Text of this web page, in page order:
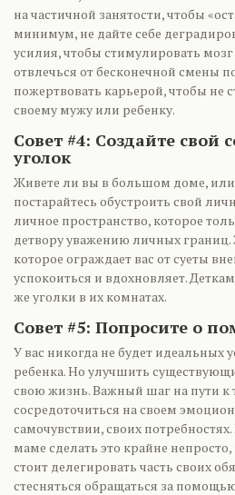
на частичной занятости, чтобы
минимум, не дайте себе
усилия, чтобы стимулировать
отвлечься от бесконечной смены
пожертвовать карьерой, чтобы не
своему мужу или ребенку.
Совет #4: Создайте свой
уголок
Живете ли вы в большом доме, или
постарайтесь обустроить свой
личное пространство, которое
детвору уважению личных
которое ограждает вас от суеты
успокоиться и вдохновляет.
же уголки в их комнатах.
Совет #5: Попросите о
У вас никогда не будет идеальных
ребенка. Но улучшить
свою жизнь. Важный шаг на пути к
сосредоточиться на своем
самочувствии, своих
маме сделать это крайне
стоит делегировать часть своих
стесняться обращаться за